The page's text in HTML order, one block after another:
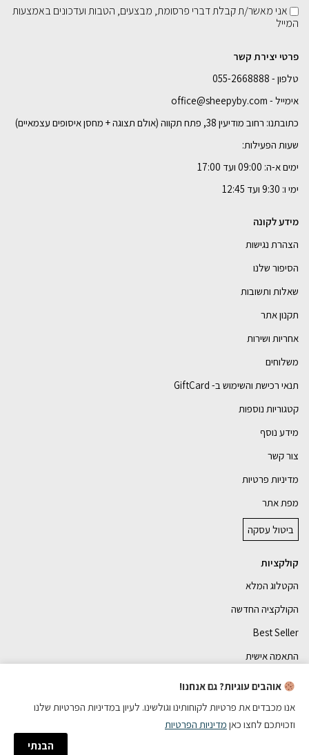
בחירת
בחירת רוחב:
בחירת
אני מאשר/ת קבלת דברי פרסומת, מבצעים, הטבות ועדכונים באמצעות
המייל
פרטי יצירת קשר
טלפון - 055-2668888
אימייל - office@sheepyby.com
כתובתנו: רחוב מודיעין 38, פתח תקווה (אולם תצוגה + מחסן איסופים עצמאיים)
שעות הפעילות:
ימים א-ה: 09:00 ועד 17:00
ימי ו: 9:30 ועד 12:45
מידע לקונה
הצהרת נגישות
הסיפור שלנו
שאלות ותשובות
תקנון אתר
אחריות ושירות
משלוחים
תנאי רכישת והשימוש ב- GiftCard
קטגוריות נוספות
מידע נוסף
צור קשר
מדיניות פרטיות
מפת אתר
ביטול עסקה
קולקציות
הקטלוג המלא
הקולקציה החדשה
Best Seller
התאמה אישית
כל הזכויות שמורות
הזמנה עם AI
אוהבים עוגיות? גם אנחנו!
אנו מכבדים את פרטיות לקוחותינו וגולשינו. לעיון במדיניות הפרטיות שלנו
וזכויתכם לחצו כאן מדיניות הפרטיות
הבנתי